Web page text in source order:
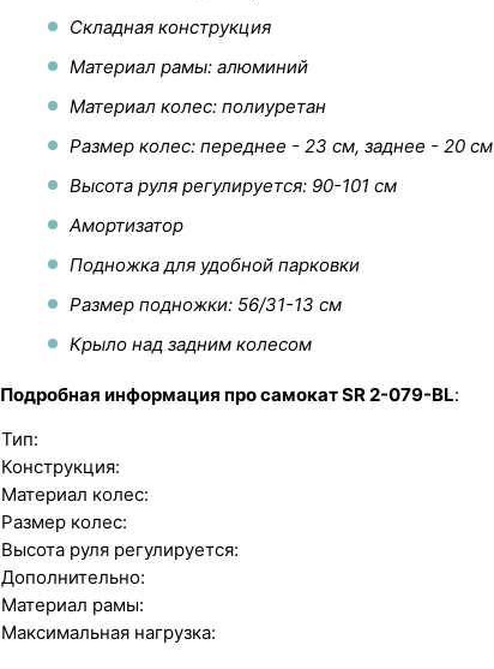
Складная конструкция
Материал рамы: алюминий
Материал колес: полиуретан
Размер колес: переднее - 23 см, заднее - 20 см
Высота руля регулируется: 90-101 см
Амортизатор
Подножка для удобной парковки
Размер подножки: 56/31-13 см
Крыло над задним колесом
Подробная информация про самокат SR 2-079-BL:
Тип:
Конструкция:
Материал колес:
Размер колес:
Высота руля регулируется:
Дополнительно:
Материал рамы:
Максимальная нагрузка: